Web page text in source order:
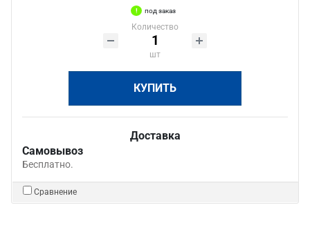
под заказ
Количество
шт
КУПИТЬ
Доставка
Самовывоз
Бесплатно.
Сравнение